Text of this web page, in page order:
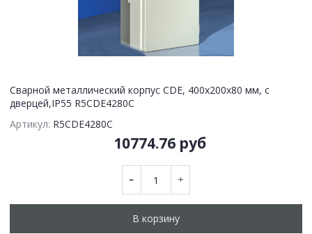
Сварной металлический корпус CDE, 400х200х80 мм, с
дверцей,IP55 R5CDE4280C
Артикул: R5CDE4280C
10774.76 руб
В корзину